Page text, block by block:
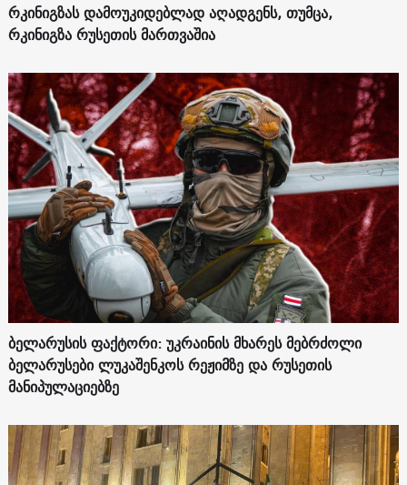
რკინიგზას დამოუკიდებლად აღადგენს, თუმცა,
რკინიგზა რუსეთის მართვაშია
ბელარუსის ფაქტორი: უკრაინის მხარეს მებრძოლი
ბელარუსები ლუკაშენკოს რეჟიმზე და რუსეთის
მანიპულაციებზე